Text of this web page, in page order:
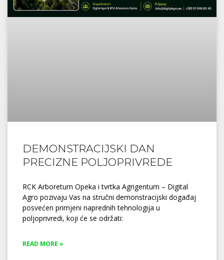
DEMONSTRACIJSKI DAN
PRECIZNE POLJOPRIVREDE
RCK Arboretum Opeka i tvrtka Agrigentum – Digital
Agro pozivaju Vas na stručni demonstracijski događaj
posvećen primjeni naprednih tehnologija u
poljoprivredi, koji će se održati:
READ MORE »